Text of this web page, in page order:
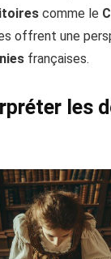
comme le
offrent une
françaises.
les